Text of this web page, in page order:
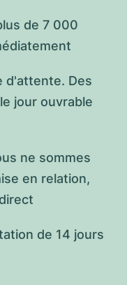
de 7 000
d'attente. Des
jour ouvrable
ne sommes
en relation,
de 14 jours